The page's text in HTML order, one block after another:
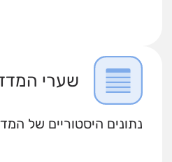
שערי
נתונים היסטוריים של